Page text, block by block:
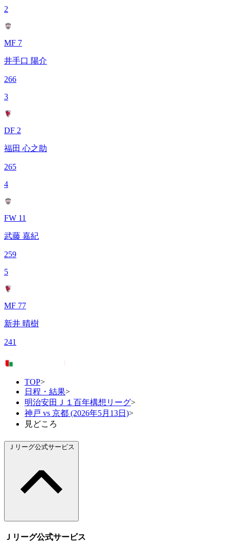
2
MF 7
井手口 陽介
266
3
DF 2
福田 心之助
265
4
FW 11
武藤 嘉紀
259
5
MF 77
新井 晴樹
241
TOP>
日程・結果>
明治安田Ｊ１百年構想リーグ>
神戸 vs 京都 (2026年5月13日)>
見どころ
Ｊリーグ公式サービス
Ｊリーグ公式サービス